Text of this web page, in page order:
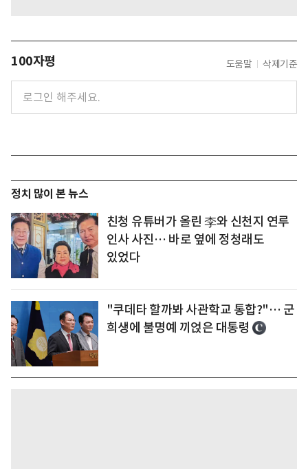
100자평 도움말 삭제기준
정치 많이 본 뉴스
친청 유튜버가 올린 李와 신천지 연루
인사 사진… 바로 옆에 정청래도
있었다
"쿠데타 할까봐 사관학교 통합?"… 군
희생에 불명예 끼얹은 대통령